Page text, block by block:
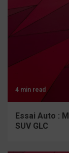
4 min read
Essai Auto :
SUV GLC